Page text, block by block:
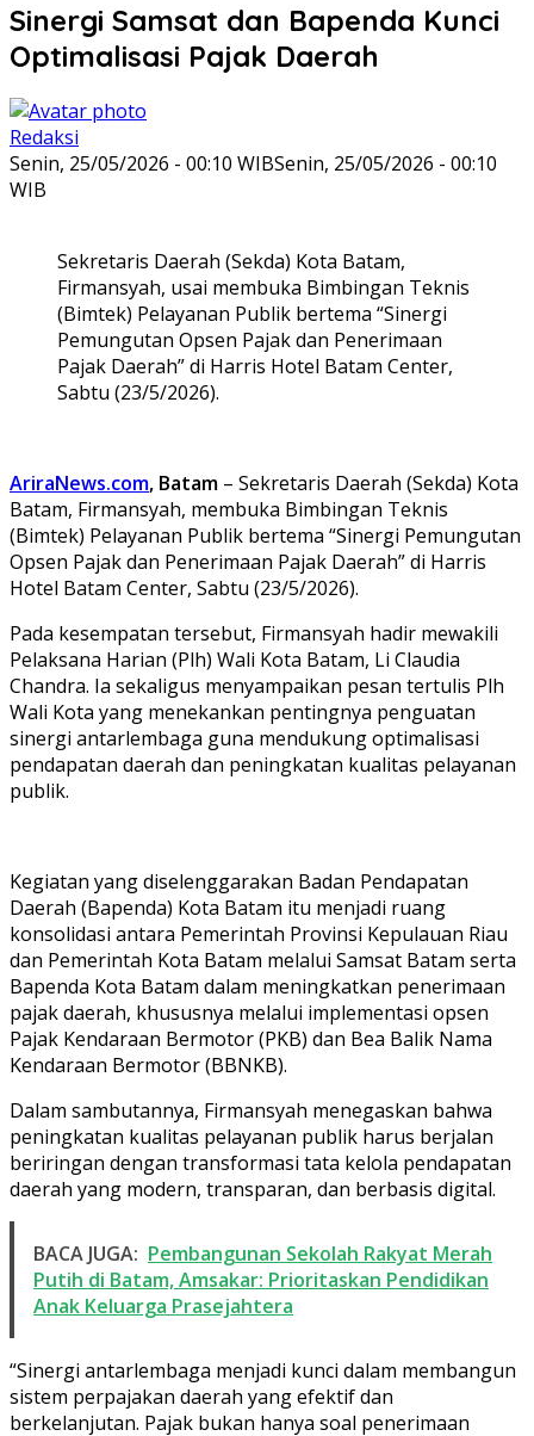
Sinergi Samsat dan Bapenda Kunci
Optimalisasi Pajak Daerah
Redaksi
Senin, 25/05/2026 - 00:10 WIBSenin, 25/05/2026 - 00:10
WIB
Sekretaris Daerah (Sekda) Kota Batam,
Firmansyah, usai membuka Bimbingan Teknis
(Bimtek) Pelayanan Publik bertema “Sinergi
Pemungutan Opsen Pajak dan Penerimaan
Pajak Daerah” di Harris Hotel Batam Center,
Sabtu (23/5/2026).
AriraNews.com, Batam – Sekretaris Daerah (Sekda) Kota
Batam, Firmansyah, membuka Bimbingan Teknis
(Bimtek) Pelayanan Publik bertema “Sinergi Pemungutan
Opsen Pajak dan Penerimaan Pajak Daerah” di Harris
Hotel Batam Center, Sabtu (23/5/2026).
Pada kesempatan tersebut, Firmansyah hadir mewakili
Pelaksana Harian (Plh) Wali Kota Batam, Li Claudia
Chandra. Ia sekaligus menyampaikan pesan tertulis Plh
Wali Kota yang menekankan pentingnya penguatan
sinergi antarlembaga guna mendukung optimalisasi
pendapatan daerah dan peningkatan kualitas pelayanan
publik.
Kegiatan yang diselenggarakan Badan Pendapatan
Daerah (Bapenda) Kota Batam itu menjadi ruang
konsolidasi antara Pemerintah Provinsi Kepulauan Riau
dan Pemerintah Kota Batam melalui Samsat Batam serta
Bapenda Kota Batam dalam meningkatkan penerimaan
pajak daerah, khususnya melalui implementasi opsen
Pajak Kendaraan Bermotor (PKB) dan Bea Balik Nama
Kendaraan Bermotor (BBNKB).
Dalam sambutannya, Firmansyah menegaskan bahwa
peningkatan kualitas pelayanan publik harus berjalan
beriringan dengan transformasi tata kelola pendapatan
daerah yang modern, transparan, dan berbasis digital.
BACA JUGA: Pembangunan Sekolah Rakyat Merah
Putih di Batam, Amsakar: Prioritaskan Pendidikan
Anak Keluarga Prasejahtera
“Sinergi antarlembaga menjadi kunci dalam membangun
sistem perpajakan daerah yang efektif dan
berkelanjutan. Pajak bukan hanya soal penerimaan